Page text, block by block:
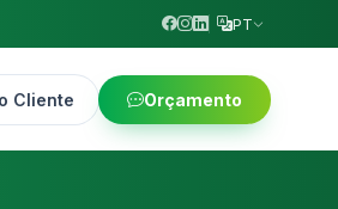
PT
Cliente Orçamento